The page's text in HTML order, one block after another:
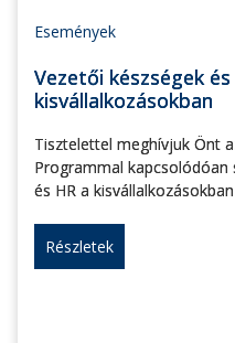
Események
Vezetői készségek és
kisvállalkozásokban
Tisztelettel meghívjuk Önt
Programmal kapcsolódóan
és HR a
Részletek